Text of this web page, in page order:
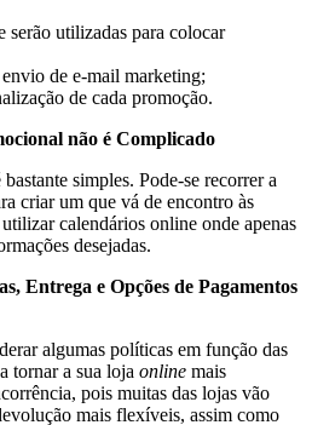
serão utilizadas para colocar
de e-mail marketing;
de cada promoção.
não é Complicado
simples. Pode-se recorrer a
criar um que vá de encontro às
calendários online onde apenas
desejadas.
Entrega e Opções de Pagamentos
algumas políticas em função das
tornar a sua loja online mais
pois muitas das lojas vão
mais flexíveis, assim como